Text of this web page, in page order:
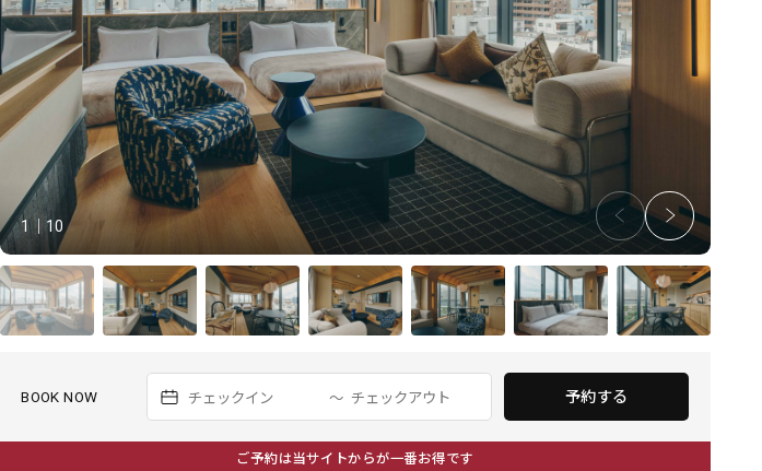
1 ｜ 10
ご予約は当サイトからが一番お得です
BOOK NOW 〜 予約する